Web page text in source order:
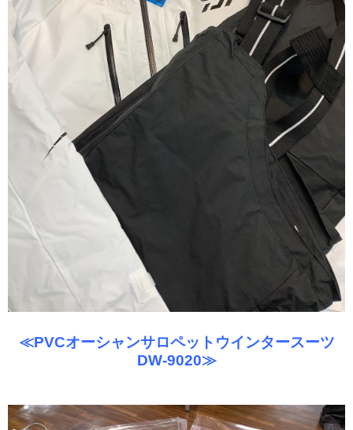
≪PVCオーシャンサロペットウインタースーツ
DW-9020≫